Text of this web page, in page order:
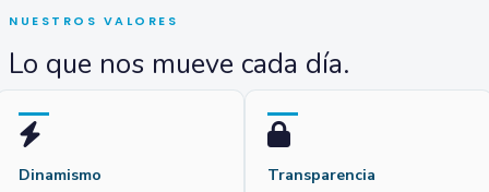
NUESTROS VALORES
Lo que nos mueve cada día.
Dinamismo Transparencia